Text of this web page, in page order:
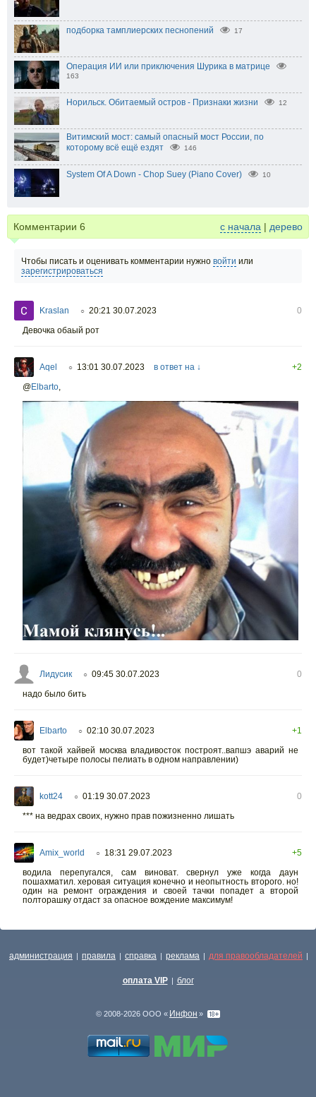
подборка тамплиерских песнопений 17
Операция ИИ или приключения Шурика в матрице
163
Норильск. Обитаемый остров - Признаки жизни 12
Витимский мост: самый опасный мост России, по
которому всё ещё ездят
146
System Of A Down - Chop Suey (Piano Cover) 10
Комментарии 6 с начала | дерево
Чтобы писать и оценивать комментарии нужно войти или
зарегистрироваться
Kraslan ○ 20:21 30.07.2023
0
Девочка обаый рот
Aqel ○ 13:01 30.07.2023 в ответ на ↓
+2
@Elbarto
Лидусик ○ 09:45 30.07.2023
0
надо было бить
Elbarto ○ 02:10 30.07.2023
+1
вот такой хайвей москва владивосток построят..вапшэ аварий не
будет)четыре полосы пелиать в одном направлении)
kott24 ○ 01:19 30.07.2023
0
*** на ведрах своих, нужно прав пожизненно лишать
Amix_world ○ 18:31 29.07.2023
+5
водила перепугался, сам виноват. свернул уже когда даун
пошахматил. херовая ситуация конечно и неопытность второго. но!
один на ремонт ограждения и своей тачки попадет а второй
полторашку отдаст за опасное вождение максимум!
администрация | правила | справка | реклама | для правообладателей |
оплата VIP | блог
© 2008-2026 ООО « Инфон »